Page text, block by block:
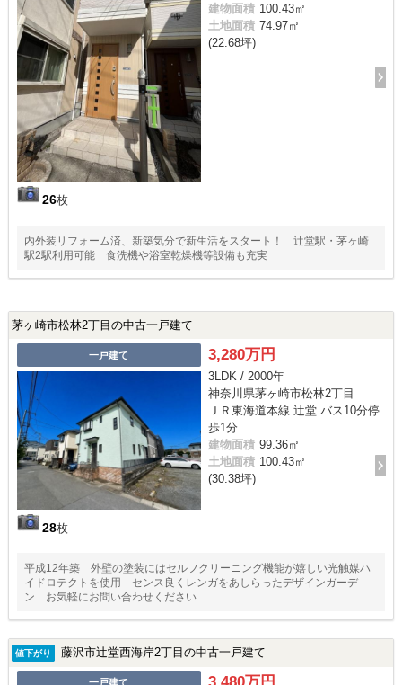
26枚
建物面積 100.43㎡
土地面積 74.97㎡
(22.68坪)
内外装リフォーム済、新築気分で新生活をスタート！ 辻堂駅・茅ヶ崎
駅2駅利用可能 食洗機や浴室乾燥機等設備も充実
茅ヶ崎市松林2丁目の中古一戸建て
一戸建て
28枚
3,280万円
3LDK / 2000年
神奈川県茅ヶ崎市松林2丁目
ＪＲ東海道本線 辻堂 バス10分停
歩1分
建物面積 99.36㎡
土地面積 100.43㎡
(30.38坪)
平成12年築 外壁の塗装にはセルフクリーニング機能が嬉しい光触媒ハ
イドロテクトを使用 センス良くレンガをあしらったデザインガーデ
ン お気軽にお問い合わせください
値下がり 藤沢市辻堂西海岸2丁目の中古一戸建て
一戸建て 3,480万円